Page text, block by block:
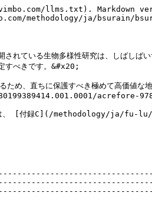
llms.txt). Markdown
methodology/ja/bsurain/
れている生物多様性研究は、しばしば
すべきです。&#x20;
るため、直ちに保護すべき極めて高
acrefore-
分類は、 [付録C](/methodology/ja/
)
分析。